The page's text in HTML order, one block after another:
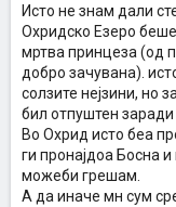
Исто не знам дали
Охридско Езеро беше
мртва принцеза (од
добро зачувана).
солзите нејзини, но
бил отпуштен заради
Во Охрид исто беа
ги пронајдоа Босна
можеби грешам.
А да иначе мн сум